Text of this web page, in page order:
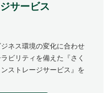
サービス
ネス環境の変化に合わせ
ビリティを備えた『さく
ストレージサービス』を